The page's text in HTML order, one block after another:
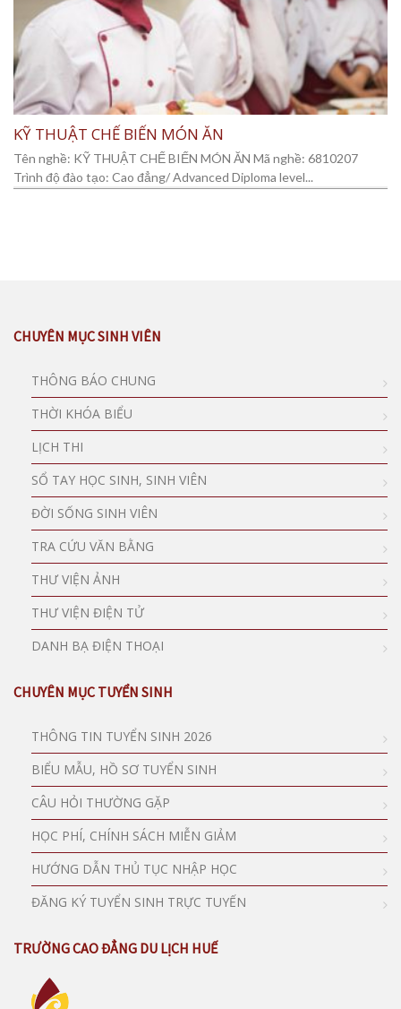
KỸ THUẬT CHẾ BIẾN MÓN ĂN
Tên nghề: KỸ THUẬT CHẾ BIẾN MÓN ĂN Mã nghề: 6810207
Trình độ đào tạo: Cao đẳng/ Advanced Diploma level...
CHUYÊN MỤC SINH VIÊN
THÔNG BÁO CHUNG
THỜI KHÓA BIỂU
LỊCH THI
SỔ TAY HỌC SINH, SINH VIÊN
ĐỜI SỐNG SINH VIÊN
TRA CỨU VĂN BẰNG
THƯ VIỆN ẢNH
THƯ VIỆN ĐIỆN TỬ
DANH BẠ ĐIỆN THOẠI
CHUYÊN MỤC TUYỂN SINH
THÔNG TIN TUYỂN SINH 2026
BIỂU MẪU, HỒ SƠ TUYỂN SINH
CÂU HỎI THƯỜNG GẶP
HỌC PHÍ, CHÍNH SÁCH MIỄN GIẢM
HƯỚNG DẪN THỦ TỤC NHẬP HỌC
ĐĂNG KÝ TUYỂN SINH TRỰC TUYẾN
TRƯỜNG CAO ĐẲNG DU LỊCH HUẾ